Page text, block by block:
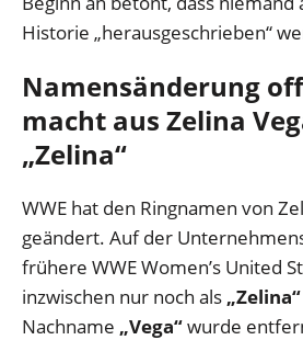
Historie „herausgeschrieben“
Namensänderung
macht aus Zelina
„Zelina“
WWE hat den Ringnamen von
geändert. Auf der
frühere WWE Women’s United
inzwischen nur noch als „Zelina“
Nachname „Vega“wurde